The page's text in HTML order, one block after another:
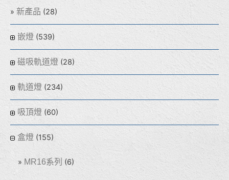
新產品 (28)
嵌燈 (539)
磁吸軌道燈 (28)
軌道燈 (234)
吸頂燈 (60)
盒燈 (155)
MR16系列 (6)